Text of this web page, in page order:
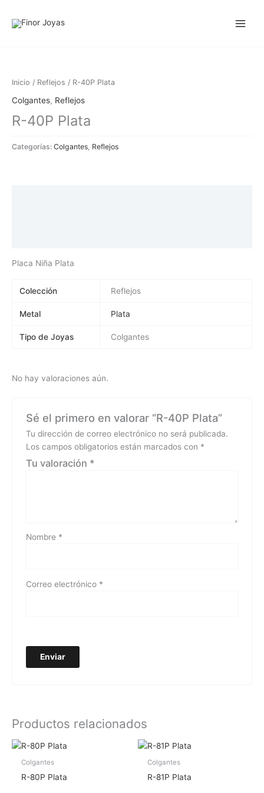
Inicio / Reflejos / R-40P Plata
Colgantes, Reflejos
R-40P Plata
Categorías: Colgantes Reflejos
Placa Niña Plata
Colección Reflejos
Metal Plata
Tipo de Joyas Colgantes
No hay valoraciones aún.
Sé el primero en valorar “R-40P Plata”
Tu dirección de correo electrónico no será publicada.
Los campos obligatorios están marcados con *
Tu valoración *
Nombre *
Correo electrónico *
Productos relacionados
Colgantes
R-80P Plata
Colgantes
R-81P Plata